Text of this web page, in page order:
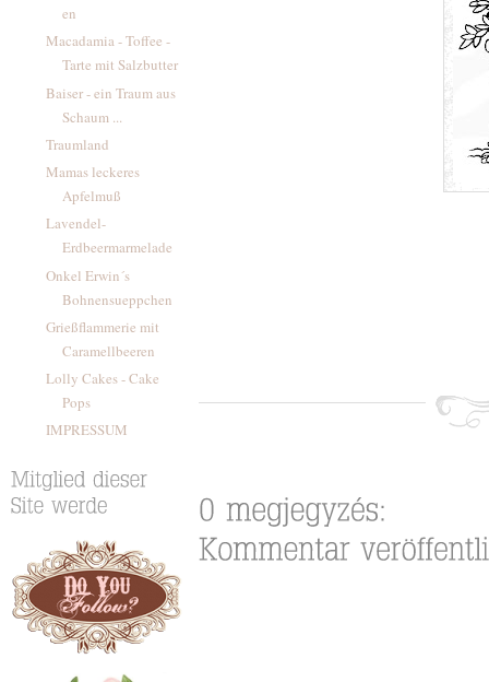
en
Macadamia - Toffee -
Tarte mit Salzbutter
Baiser - ein Traum aus
Schaum ...
Traumland
Mamas leckeres
Apfelmuß
Lavendel-
Erdbeermarmelade
Onkel Erwin´s
Bohnensueppchen
Grießflammerie mit
Caramellbeeren
Lolly Cakes - Cake
Pops
IMPRESSUM